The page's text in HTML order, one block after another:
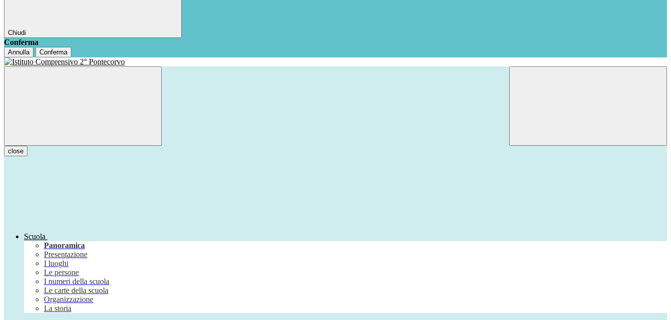
Chiudi
Conferma
Annulla Conferma
close
Scuola
Panoramica
Presentazione
I luoghi
Le persone
I numeri della scuola
Le carte della scuola
Organizzazione
La storia